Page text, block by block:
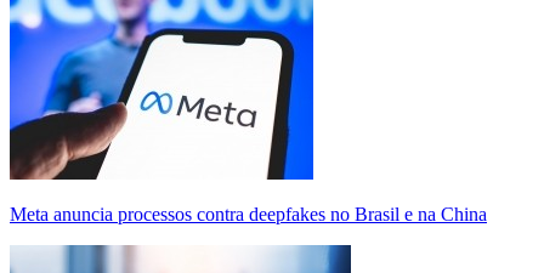
Meta anuncia processos contra deepfakes no Brasil e na China